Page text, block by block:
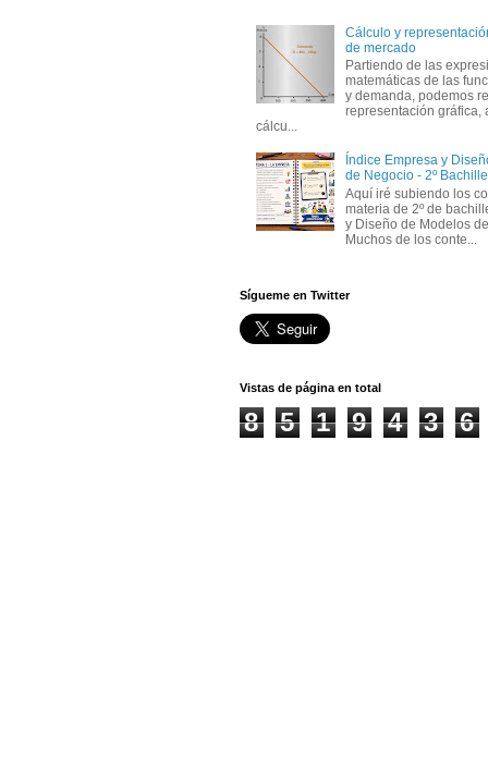
Cálculo y
de mercado
Partiendo de las
matemáticas de las
y demanda, podemos
representación gráfica,
cálcu...
Índice Empresa y
de Negocio - 2º
Aquí iré subiendo los
materia de 2º de
y Diseño de Modelos
Muchos de los conte...
Sígueme en Twitter
Vistas de página en total
8 5 1 9 4 3 6